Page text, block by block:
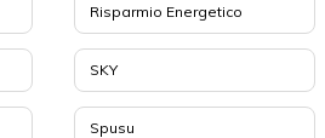
Risparmio Energetico
SKY
Spusu